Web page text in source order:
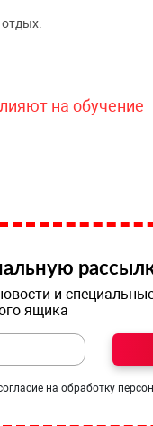
на обучение
и
ящика
на обработку